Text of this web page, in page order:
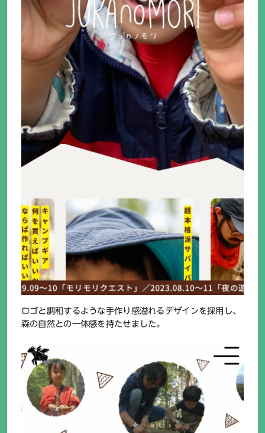
ロゴと調和するような手作り感溢れるデザインを採用し、
森の自然との一体感を持たせました。